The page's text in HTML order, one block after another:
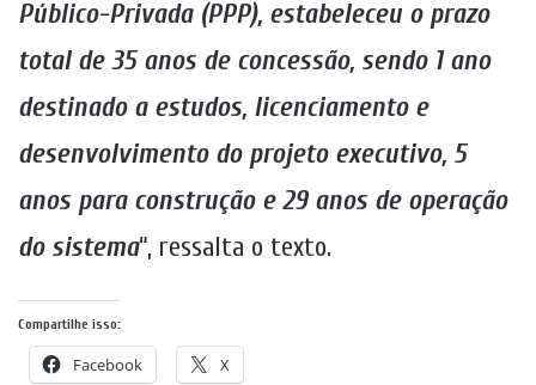
Público-Privada (PPP), estabeleceu o prazo
total de 35 anos de concessão, sendo 1 ano
destinado a estudos, licenciamento e
desenvolvimento do projeto executivo, 5
anos para construção e 29 anos de operação
do sistema“, ressalta o texto.
Compartilhe isso:
Facebook X